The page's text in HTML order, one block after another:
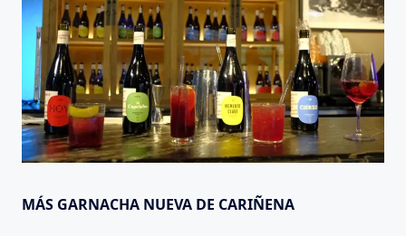
MÁS GARNACHA NUEVA DE CARIÑENA